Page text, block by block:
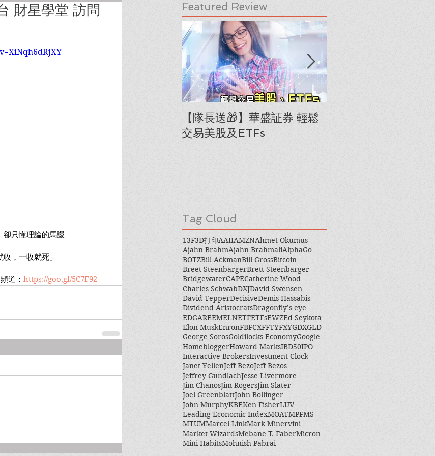
財星學堂 訪問
卻只懂理論的馬謖
，一收就死」
道： https://goo.gl/5C7F92
Featured Review
【隊長送🎁】華盛証券 輕鬆
交易美股及ETFs
Tag Cloud
13F3D打印AAIIAMZNAhmet Okumus
Ajahn BrahmAjahn BrahmaliAlphaGo
BOTZBill AckmanBill GrossBitcoin
Breet SteenbargerBrett Steenbarger
BridgewaterCAPECatherine Wood
Charles SchwabDXJDavid Swensen
David TepperDecisiveDemis Hassabis
Dividend AristocratsDragonfly’s eye
EDGAREEMELNETFETFsEWZEd Seykota
Elon MuskEnronFBFCXFFTYFXYGDXGLD
George SorosGoldilocks EconomyGoogle
HomebloggerHoward MarksIBD50IPO
Interactive BrokersInvestment Clock
Janet YellenJeff BezoJeff Bezos
Jeffrey GundlachJesse Livermore
Jim ChanosJim RogersJim Slater
Joel GreenblattJohn Bollinger
John MurphyKBEKen FisherLUV
Leading Economic IndexMOATMPFMS
MTUMMarcel LinkMark Minervini
Market WizardsMebane T. FaberMicron
Mini HabitsMohnish Pabrai